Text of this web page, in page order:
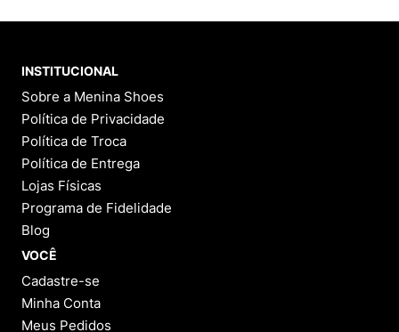
INSTITUCIONAL
Sobre a Menina Shoes
Política de Privacidade
Política de Troca
Política de Entrega
Lojas Físicas
Programa de Fidelidade
Blog
VOCÊ
Cadastre-se
Minha Conta
Meus Pedidos